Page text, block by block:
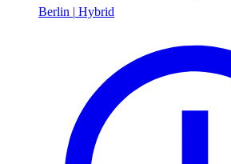
Berlin | Hybrid